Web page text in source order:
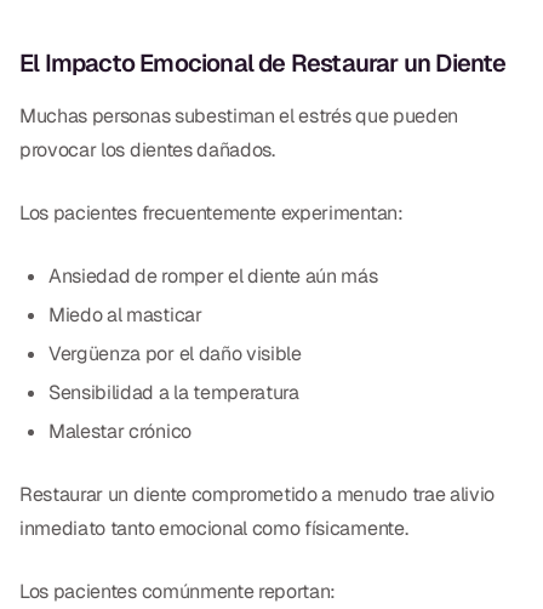
El Impacto Emocional de Restaurar un Diente
Muchas personas subestiman el estrés que pueden
provocar los dientes dañados.
Los pacientes frecuentemente experimentan:
Ansiedad de romper el diente aún más
Miedo al masticar
Vergüenza por el daño visible
Sensibilidad a la temperatura
Malestar crónico
Restaurar un diente comprometido a menudo trae alivio
inmediato tanto emocional como físicamente.
Los pacientes comúnmente reportan: